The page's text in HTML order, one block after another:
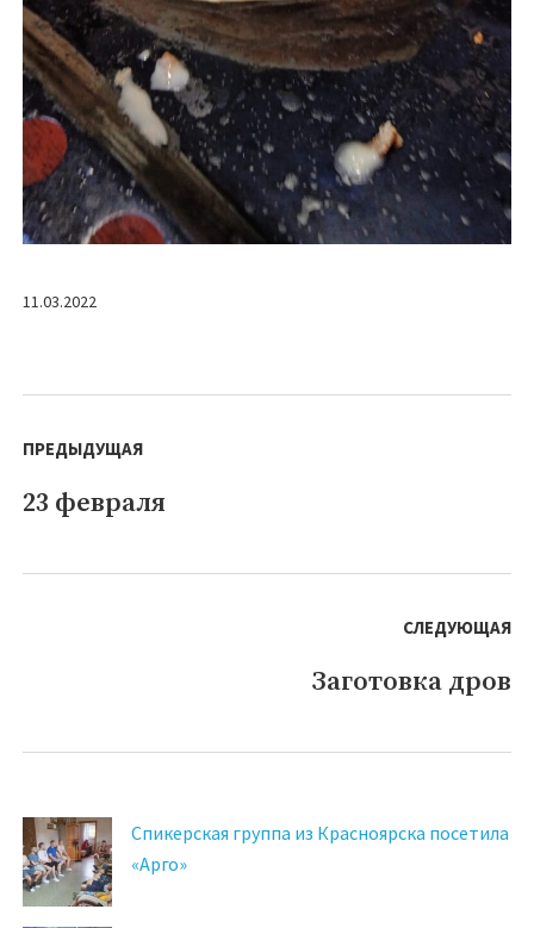
11.03.2022
по
записям
ПРЕДЫДУЩАЯ
Предыдущая
23 февраля
СЛЕДУЮЩАЯ
Заготовка дров
Спикерская группа из Красноярска посетила
«Арго»